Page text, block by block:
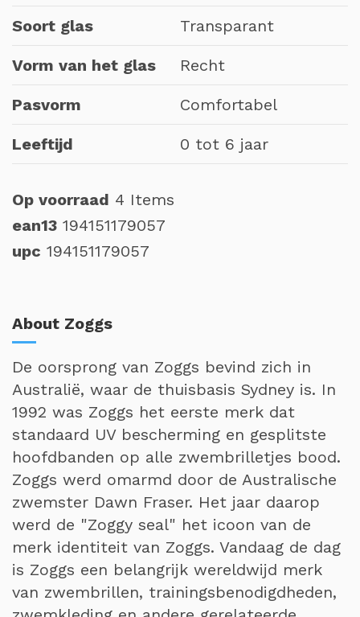
Soort glas Transparant
Vorm van het glas Recht
Pasvorm Comfortabel
Leeftijd 0 tot 6 jaar
Op voorraad 4 Items
ean13 194151179057
upc 194151179057
About Zoggs
De oorsprong van Zoggs bevind zich in
Australië, waar de thuisbasis Sydney is. In
1992 was Zoggs het eerste merk dat
standaard UV bescherming en gesplitste
hoofdbanden op alle zwembrilletjes bood.
Zoggs werd omarmd door de Australische
zwemster Dawn Fraser. Het jaar daarop
werd de "Zoggy seal" het icoon van de
merk identiteit van Zoggs. Vandaag de dag
is Zoggs een belangrijk wereldwijd merk
van zwembrillen, trainingsbenodigdheden,